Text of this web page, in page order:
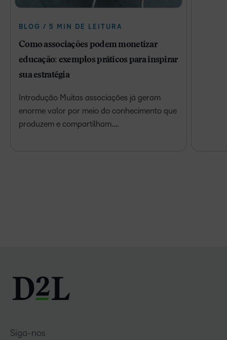
BLOG / 5 MIN DE LEITURA
Como associações podem monetizar
educação: exemplos práticos para inspirar
sua estratégia
Introdução Muitas associações já geram
enorme valor por meio do conhecimento que
produzem e compartilham.…
Siga-nos